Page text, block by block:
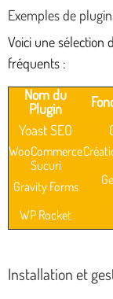
Exemples de
Voici une sélection
fréquents :
Nom du
Plugin
Yoast SEO
WooCommerce
Sucuri
Gravity Forms
WP Rocket
Installation et